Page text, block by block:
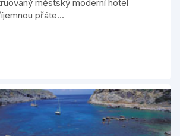
městský moderní hotel
přáte...